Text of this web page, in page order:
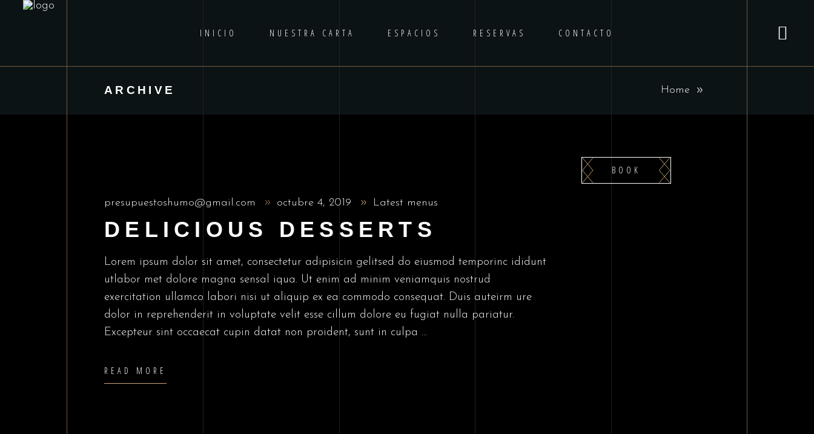
INICIO NUESTRA CARTA ESPACIOS RESERVAS CONTACTO
ARCHIVE Home
presupuestoshumo@gmail.com octubre 4, 2019 Latest menus
DELICIOUS DESSERTS
Lorem ipsum dolor sit amet, consectetur adipisicin gelitsed do eiusmod temporinc ididunt
utlabor met dolore magna sensal iqua. Ut enim ad minim veniamquis nostrud
exercitation ullamco labori nisi ut aliquip ex ea commodo consequat. Duis auteirm ure
dolor in reprehenderit in voluptate velit esse cillum dolore eu fugiat nulla pariatur.
Excepteur sint occaecat cupin datat non proident, sunt in culpa
READ MORE
BOOK